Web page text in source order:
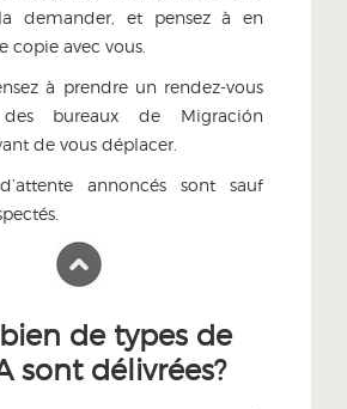
demander, et pensez à en
copie avec vous.
à prendre un rendez-vous
bureaux de Migración
de vous déplacer.
annoncés sont sauf
de types de
sont délivrées?